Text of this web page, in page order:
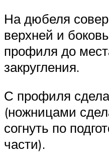
На дюбеля
верхней и
профиля до
закругления.
С профиля
(ножницами
согнуть по
части).